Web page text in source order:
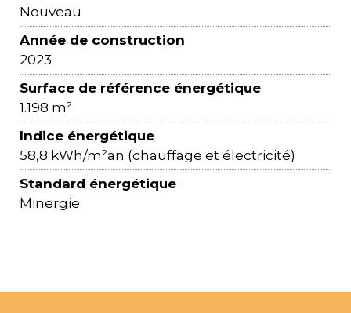
Nouveau
Année de construction
2023
Surface de référence énergétique
1.198 m²
Indice énergétique
58,8 kWh/m²an (chauffage et électricité)
Standard énergétique
Minergie